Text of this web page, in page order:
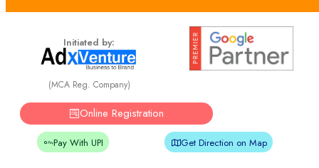
Initiated by:
(MCA Reg. Company)
Online Registration
Pay With UPI Get Direction on Map